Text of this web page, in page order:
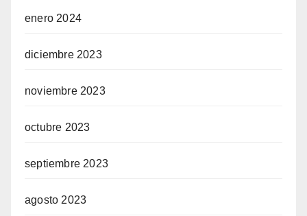
enero 2024
diciembre 2023
noviembre 2023
octubre 2023
septiembre 2023
agosto 2023